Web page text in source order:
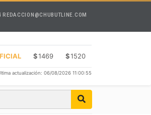
REDACCION@CHUBUTLINE.COM
$1469 $1520
actualización: 06/08/2026 11:00:55